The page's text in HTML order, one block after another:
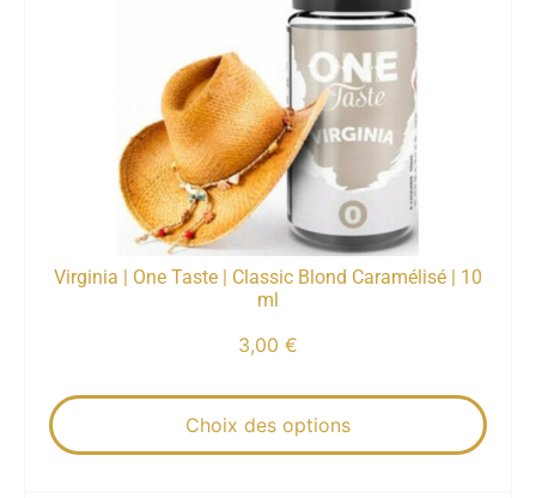
Virginia | One Taste | Classic Blond Caramélisé | 10
ml
3,00 €
Choix des options